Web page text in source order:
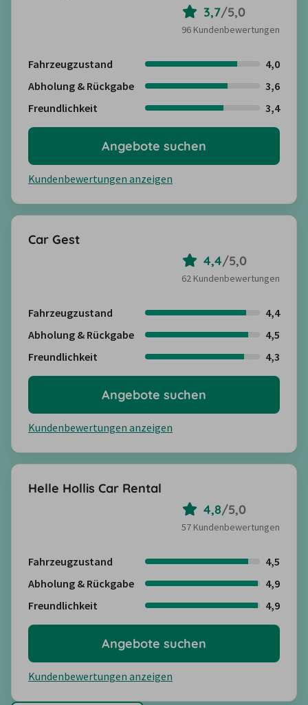
3,7/5,0
96 Kundenbewertungen
Fahrzeugzustand
4,0
Abholung & Rückgabe
3,6
Freundlichkeit
3,4
Kundenbewertungen anzeigen
Angebote suchen
Car Gest
4,4/5,0
62 Kundenbewertungen
Fahrzeugzustand
4,4
Abholung & Rückgabe
4,5
Freundlichkeit
4,3
Kundenbewertungen anzeigen
Angebote suchen
Helle Hollis Car Rental
4,8/5,0
57 Kundenbewertungen
Fahrzeugzustand
4,5
Abholung & Rückgabe
4,9
Freundlichkeit
4,9
Kundenbewertungen anzeigen
Angebote suchen